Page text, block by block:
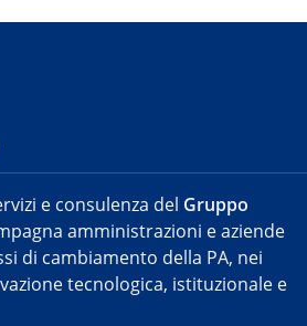
e consulenza del Gruppo
amministrazioni e aziende
di cambiamento della PA, nei
tecnologica, istituzionale e